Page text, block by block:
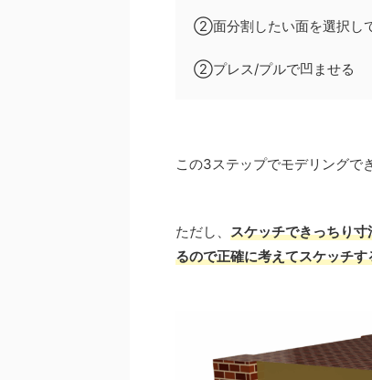
②面分割したい面を選択し
②プレス/プルで凹ませる
この3ステップでモデリングで
ただし、 スケッチできっちり
るので正確に考えてスケッチ